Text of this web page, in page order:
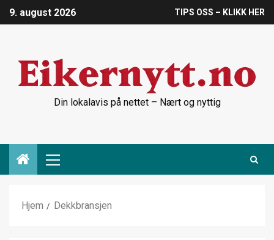
9. august 2026 TIPS OSS – KLIKK HER
Din lokalavis på nettet – Nært og nyttig
Hjem Dekkbransjen